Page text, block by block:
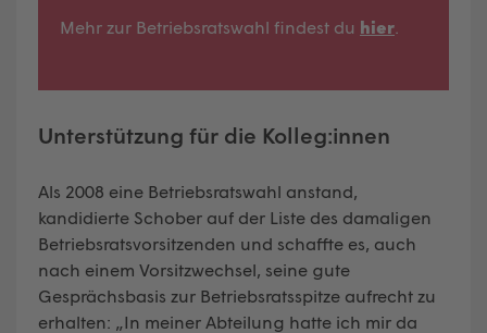
Mehr zur Betriebsratswahl findest du hier
Unterstützung für die Kolleg:innen
Als 2008 eine Betriebsratswahl anstand,
kandidierte Schober auf der Liste des damaligen
Betriebsratsvorsitzenden und schaffte es, auch
nach einem Vorsitzwechsel, seine gute
Gesprächsbasis zur Betriebsratsspitze aufrecht zu
erhalten: „In meiner Abteilung hatte ich mir da